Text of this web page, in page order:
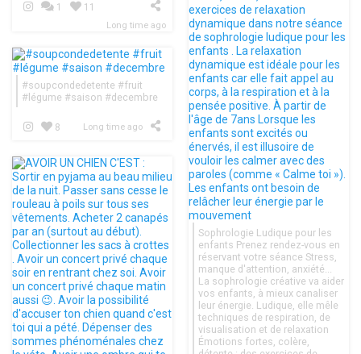
Sophrologie Ludique pour les
enfants Prenez rendez-vous en
réservant votre séance Stress,
manque d'attention, anxiété...
La sophrologie créative va aider
vos enfants, à mieux canaliser
leur énergie. Ludique, elle mêle
techniques de respiration, de
visualisation et de relaxation
Émotions fortes, colère,
1 11
Long time ago
#soupcondedetente #fruit
#légume #saison #decembre
8 Long time ago